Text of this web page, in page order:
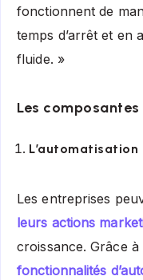
fonctionnent de
temps d’arrêt et en
fluide. »
Les
Les entreprises
leurs actions
croissance. Grâce
fonctionnalités